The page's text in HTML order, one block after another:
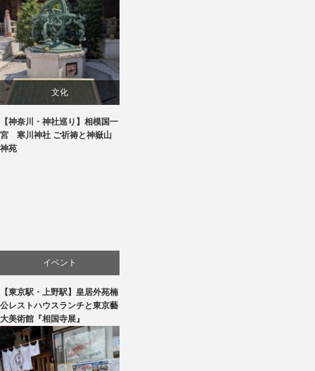
文化
旅行
【神奈川・神社巡り】相模国一
宮 寒川神社 ご祈祷と神嶽山
神苑
イベント
文化
美術展・美術館・博物館巡り
【東京駅・上野駅】皇居外苑楠
公レストハウスランチと東京藝
大美術館『相国寺展』